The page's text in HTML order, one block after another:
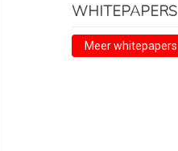
WHITEPAPERS
Meer whitepapers